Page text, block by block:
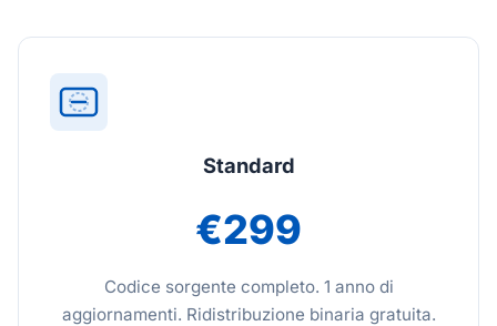
Standard
€299
Codice sorgente completo. 1 anno di
aggiornamenti. Ridistribuzione binaria gratuita.